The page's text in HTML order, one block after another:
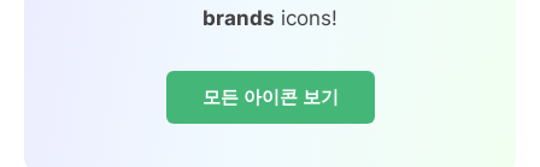
brands icons!
모든 아이콘 보기